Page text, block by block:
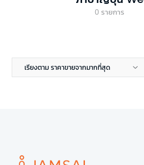
0 รายการ
เรียงตาม ราคาขายจากมากที่สุด